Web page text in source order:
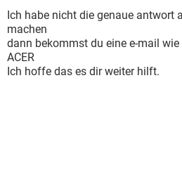
Ich habe nicht die genaue antwort
machen
dann bekommst du eine e-mail
ACER
Ich hoffe das es dir weiter hilft.